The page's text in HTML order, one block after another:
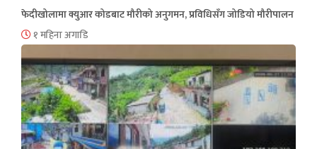
फेदीखोलामा क्युआर कोडबाट मौरीको अनुगमन, प्रविधिसँग जोडियो मौरीपालन
१ महिना अगाडि